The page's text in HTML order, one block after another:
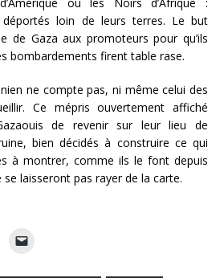
déportés loin de leurs terres. Le but
de Gaza aux promoteurs pour qu’ils
bombardements firent table rase.
ne compte pas, ni même celui des
Ce mépris ouvertement affiché
de revenir sur leur lieu de
bien décidés à construire ce qui
à montrer, comme ils le font depuis
se laisseront pas rayer de la carte.